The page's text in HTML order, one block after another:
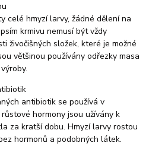
celé hmyzí larvy, žádné dělení na
krmivu nemusí být vždy
živočišných složek, které je možné
většinou používány odřezky masa
antibiotik se používá v
hormony jsou užívány k
za kratší dobu. Hmyzí larvy rostou
hormonů a podobných látek.